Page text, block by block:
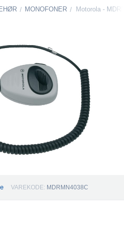
/ MONOFONER /
VAREKODE: MDRMN4038C